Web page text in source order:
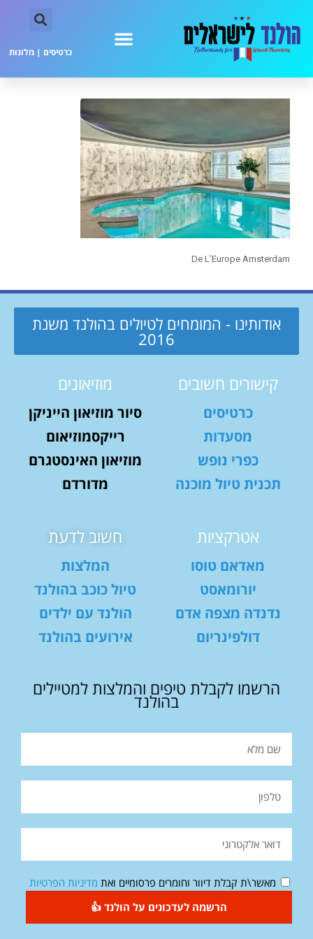
כרטיסים | מלונות
De L’Europe Amsterdam
אודותינו - המומחים לטיולים בהולנד משנת
2016
קישורים חשובים
כרטיסים
מסעדות
כפרי נופש
תכנית טיול מוכנה
מוזיאונים
סיור מוזיאון הייניקן
רייקסמוזיאום
מוזיאון האינסטגרם
מדורדם
אטרקציות
מאדאם טוסו
יורומאסט
נדנדה מצפה אדם
דולפינריום
חשוב לדעת
המלצות
טיול כוכב בהולנד
הולנד עם ילדים
אירועים בהולנד
הרשמו לקבלת טיפים והמלצות למטיילים
בהולנד
מאשר\ת קבלת דיוור וחומרים פרסומיים ואת מדיניות הפרטיות
הרשמה לעדכונים על הולנד 👍